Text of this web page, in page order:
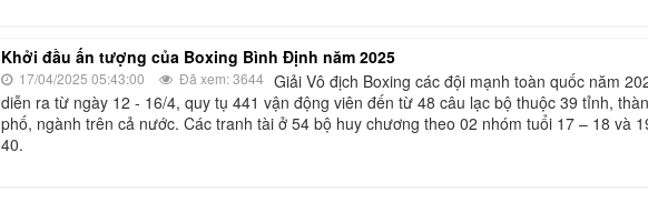
Khởi đầu ấn tượng của Boxing Bình Định năm 2025
17/04/2025 05:43:00 Đã xem: 3644 Giải Vô địch Boxing các đội mạnh toàn quốc năm
diễn ra từ ngày 12 - 16/4, quy tụ 441 vận động viên đến từ 48 câu lạc bộ thuộc 39 tỉnh,
phố, ngành trên cả nước. Các tranh tài ở 54 bộ huy chương theo 02 nhóm tuổi 17 – 18 và
40.